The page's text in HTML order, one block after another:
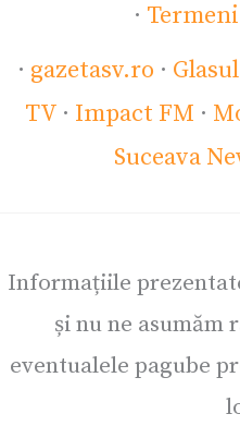
·
· gazetasv.ro ·
TV · Impact FM ·
Suceava
Informațiile
și nu ne asumăm
eventualele pagube